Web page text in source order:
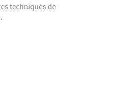
techniques de